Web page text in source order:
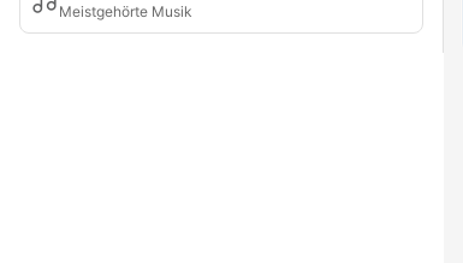
Meistgehörte Musik